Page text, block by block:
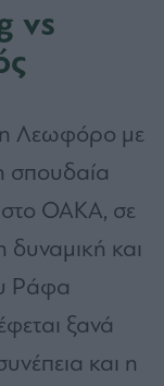
vs
Λεωφόρο με
σπουδαία
στο ΟΑΚΑ, σε
δυναμική και
Ράφα
ξανά
και η